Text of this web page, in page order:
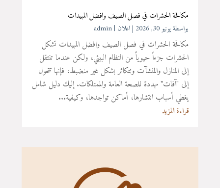
مكافحة الحشرات في فصل الصيف وافضل المبيدات
بواسطة ‪ admin يونيو 30, 2026 |اعلان
مكافحة الحشرات في فصل الصيف وافضل المبيدات تشكل
الحشرات جزءاً حيوياً من النظام البيئي، ولكن عندما تنتقل
إلى المنازل والمنشآت وتتكاثر بشكل غير منضبط، فإنها تتحول
إلى "آفات" مهددة للصحة العامة والممتلكات. إليك دليل شامل
يغطي أسباب انتشارها، أماكن تواجدها، وكيفية...
قراءة المزيد